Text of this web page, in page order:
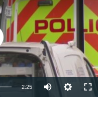
available
2:25